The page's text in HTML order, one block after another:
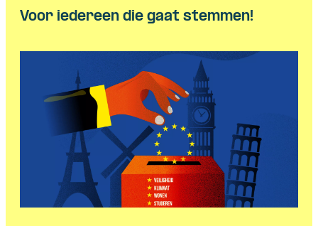
Skip navigatie
Voor iedereen die gaat stemmen!